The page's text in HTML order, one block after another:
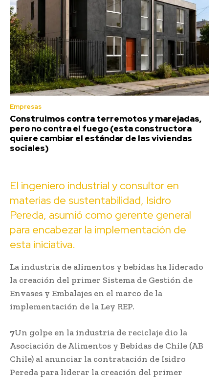
Empresas
Construimos contra terremotos y marejadas,
pero no contra el fuego (esta constructora
quiere cambiar el estándar de las viviendas
sociales)
El ingeniero industrial y consultor en
materias de sustentabilidad, Isidro
Pereda, asumió como gerente general
para encabezar la implementación de
esta iniciativa.
La industria de alimentos y bebidas ha liderado
la creación del primer Sistema de Gestión de
Envases y Embalajes en el marco de la
implementación de la Ley REP.
7Un golpe en la industria de reciclaje dio la
Asociación de Alimentos y Bebidas de Chile (AB
Chile) al anunciar la contratación de Isidro
Pereda para liderar la creación del primer